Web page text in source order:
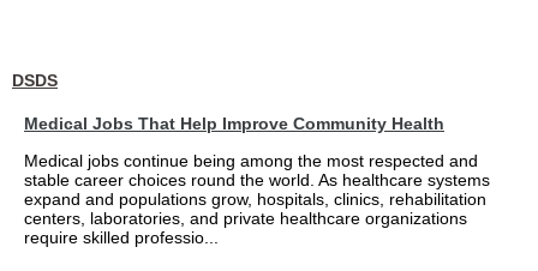
DSDS
Medical Jobs That Help Improve Community Health
Medical jobs continue being among the most respected and
stable career choices round the world. As healthcare systems
expand and populations grow, hospitals, clinics, rehabilitation
centers, laboratories, and private healthcare organizations
require skilled professio...